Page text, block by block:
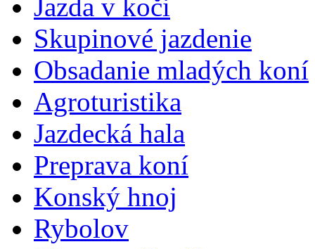
Jazda v koči
Skupinové jazdenie
Obsadanie mladých koní
Agroturistika
Jazdecká hala
Preprava koní
Konský hnoj
Rybolov